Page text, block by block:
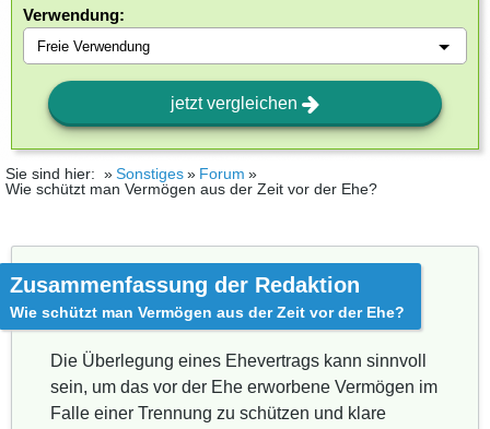
Verwendung:
jetzt vergleichen
Sie sind hier: Sonstiges
Forum
Wie schützt man Vermögen aus der Zeit vor der Ehe?
Zusammenfassung der Redaktion
Wie schützt man Vermögen aus der Zeit vor der Ehe?
Die Überlegung eines Ehevertrags kann sinnvoll
sein, um das vor der Ehe erworbene Vermögen im
Falle einer Trennung zu schützen und klare